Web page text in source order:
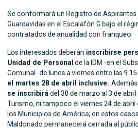
Se conformará un Registro de Aspirantes
Guardavidas en el Escalafón G bajo el
contratados de anualidad con franqueo.
Los interesados deberán inscribirse
Unidad de Personal de la IDM -en el
Comunal- de lunes a viernes entre las
el martes 28 de abril inclusive. Además,
se inscribirá del 30 de marzo al 3 de
Turismo, ni tampoco el viernes 24 de
los Municipios de América; en estos
Maldonado permanecerá cerrada al